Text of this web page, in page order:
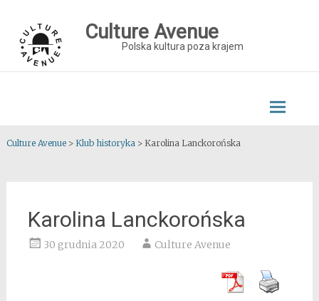
content
Culture Avenue
Polska kultura poza krajem
Culture Avenue> Klub historyka> Karolina Lanckorońska
Karolina Lanckorońska
30 grudnia 2020 Culture Avenue